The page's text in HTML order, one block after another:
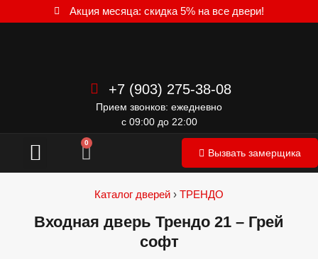
Акция месяца: скидка 5% на все двери!
+7 (903) 275-38-08
Прием звонков: ежедневно
с 09:00 до 22:00
0
Вызвать замерщика
Каталог дверей › ТРЕНДО
Входная дверь Трендо 21 – Грей
софт